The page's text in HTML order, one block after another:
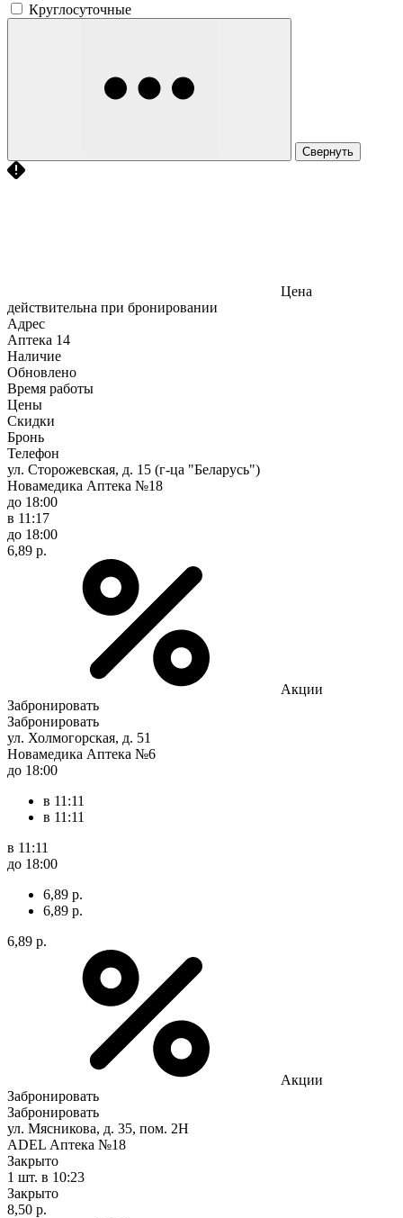
Круглосуточные
Свернуть
Цена
действительна при бронировании
Адрес
Аптека 14
Наличие
Обновлено
Время работы
Цены
Скидки
Бронь
Телефон
ул. Сторожевская, д. 15 (г-ца "Беларусь")
Новамедика Аптека №18
до 18:00
в 11:17
до 18:00
6,89 р.
Акции
Забронировать
Забронировать
ул. Холмогорская, д. 51
Новамедика Аптека №6
до 18:00
в 11:11
в 11:11
в 11:11
до 18:00
6,89 р.
6,89 р.
6,89 р.
Акции
Забронировать
Забронировать
ул. Мясникова, д. 35, пом. 2Н
ADEL Аптека №18
Закрыто
1 шт. в 10:23
Закрыто
8,50 р.